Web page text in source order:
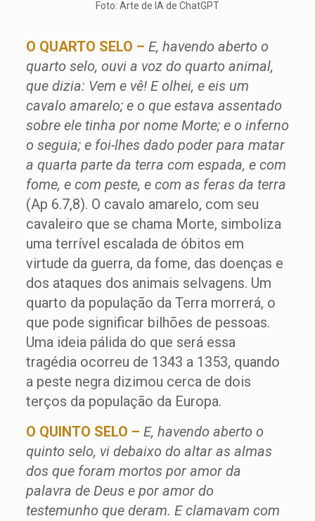
Foto: Arte de IA de ChatGPT
O QUARTO SELO – E, havendo aberto o
quarto selo, ouvi a voz do quarto animal,
que dizia: Vem e vê! E olhei, e eis um
cavalo amarelo; e o que estava assentado
sobre ele tinha por nome Morte; e o inferno
o seguia; e foi-lhes dado poder para matar
a quarta parte da terra com espada, e com
fome, e com peste, e com as feras da terra
(Ap 6.7,8). O cavalo amarelo, com seu
cavaleiro que se chama Morte, simboliza
uma terrível escalada de óbitos em
virtude da guerra, da fome, das doenças e
dos ataques dos animais selvagens. Um
quarto da população da Terra morrerá, o
que pode significar bilhões de pessoas.
Uma ideia pálida do que será essa
tragédia ocorreu de 1343 a 1353, quando
a peste negra dizimou cerca de dois
terços da população da Europa.
O QUINTO SELO – E, havendo aberto o
quinto selo, vi debaixo do altar as almas
dos que foram mortos por amor da
palavra de Deus e por amor do
testemunho que deram. E clamavam com